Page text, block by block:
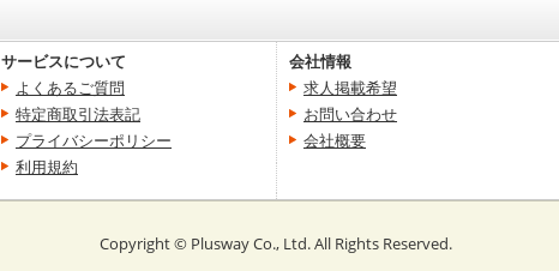
サービスについて
よくあるご質問
特定商取引法表記
プライバシーポリシー
利用規約
会社情報
求人掲載希望
お問い合わせ
会社概要
Copyright© Plusway Co., Ltd. All Rights Reserved.